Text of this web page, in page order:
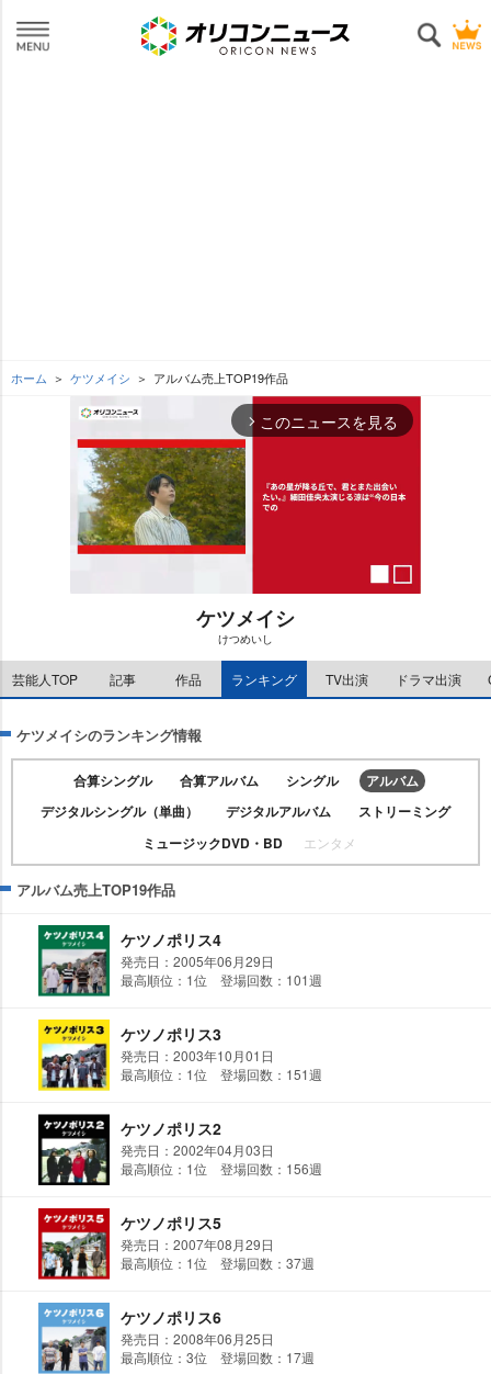
ホーム ケツメイシ アルバム売上TOP19作品
arrow_forward_ios このニュースを見る
u
t
ケツメイシ
けつめいし
芸能人TOP 記事 作品 ランキング TV出演 ドラマ出演
ケツメイシのランキング情報
合算シングル 合算アルバム シングル
アルバム
デジタルシングル（単曲）
デジタルアルバム
ストリーミング
ミュージックDVD・BD
エンタメ
アルバム売上TOP19作品
ケツノポリス4
発売日：2005年06月29日
最高順位：1位 登場回数：101週
ケツノポリス3
発売日：2003年10月01日
最高順位：1位 登場回数：151週
ケツノポリス2
発売日：2002年04月03日
最高順位：1位 登場回数：156週
ケツノポリス5
発売日：2007年08月29日
最高順位：1位 登場回数：37週
ケツノポリス6
発売日：2008年06月25日
最高順位：3位 登場回数：17週